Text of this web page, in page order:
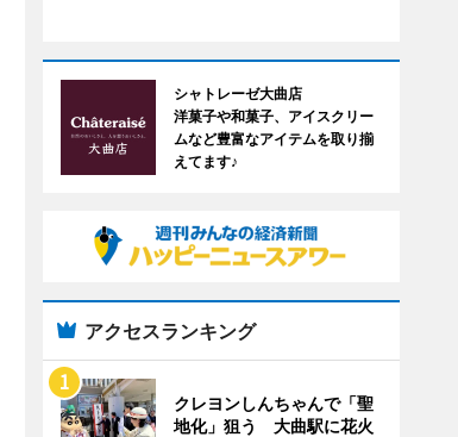
シャトレーゼ大曲店
洋菓子や和菓子、アイスクリー
ムなど豊富なアイテムを取り揃
えてます♪
アクセスランキング
クレヨンしんちゃんで「聖
地化」狙う 大曲駅に花火